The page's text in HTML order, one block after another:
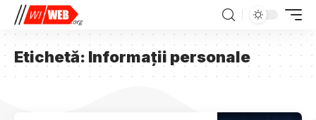
Etichetă: Informații personale